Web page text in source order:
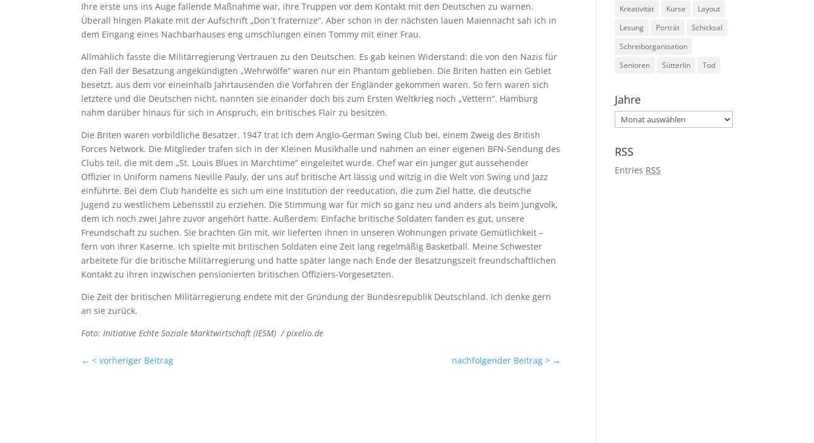
Ihre erste uns ins Auge fallende Maßnahme war, ihre Truppen vor dem Kontakt mit den Deutschen zu warnen.
Überall hingen Plakate mit der Aufschrift „Don´t fraternize“. Aber schon in der nächsten lauen Maiennacht sah ich in
dem Eingang eines Nachbarhauses eng umschlungen einen Tommy mit einer Frau.
Allmählich fasste die Militärregierung Vertrauen zu den Deutschen. Es gab keinen Widerstand: die von den Nazis für
den Fall der Besatzung angekündigten „Wehrwölfe“ waren nur ein Phantom geblieben. Die Briten hatten ein Gebiet
besetzt, aus dem vor eineinhalb Jahrtausenden die Vorfahren der Engländer gekommen waren. So fern waren sich
letztere und die Deutschen nicht, nannten sie einander doch bis zum Ersten Weltkrieg noch „Vettern“. Hamburg
nahm darüber hinaus für sich in Anspruch, ein britisches Flair zu besitzen.
Die Briten waren vorbildliche Besatzer. 1947 trat ich dem Anglo-German Swing Club bei, einem Zweig des British
Forces Network. Die Mitglieder trafen sich in der Kleinen Musikhalle und nahmen an einer eigenen BFN-Sendung des
Clubs teil, die mit dem „St. Louis Blues in Marchtime“ eingeleitet wurde. Chef war ein junger gut aussehender
Offizier in Uniform namens Neville Pauly, der uns auf britische Art lässig und witzig in die Welt von Swing und Jazz
einführte. Bei dem Club handelte es sich um eine Institution der reeducation, die zum Ziel hatte, die deutsche
Jugend zu westlichem Lebensstil zu erziehen. Die Stimmung war für mich so ganz neu und anders als beim Jungvolk,
dem ich noch zwei Jahre zuvor angehört hatte. Außerdem: Einfache britische Soldaten fanden es gut, unsere
Freundschaft zu suchen. Sie brachten Gin mit, wir lieferten ihnen in unseren Wohnungen private Gemütlichkeit –
fern von ihrer Kaserne. Ich spielte mit britischen Soldaten eine Zeit lang regelmäßig Basketball. Meine Schwester
arbeitete für die britische Militärregierung und hatte später lange nach Ende der Besatzungszeit freundschaftlichen
Kontakt zu ihren inzwischen pensionierten britischen Offiziers-Vorgesetzten.
Die Zeit der britischen Militärregierung endete mit der Gründung der Bundesrepublik Deutschland. Ich denke gern
an sie zurück.
Foto: Initiative Echte Soziale Marktwirtschaft (IESM) / pixelio.de
←< vorheriger Beitrag nachfolgender Beitrag > →
Kreativität
Kurse
Layout
Lesung
Porträt
Schicksal
Schreiborganisation
Senioren
Sütterlin Tod
Jahre
Jahre
RSS
Entries RSS